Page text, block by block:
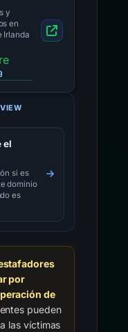
y
en
si es
dominio
es
por
de
pueden